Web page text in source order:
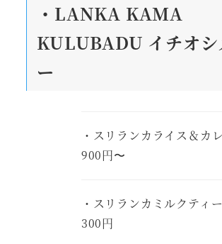
・LANKA KAMA
KULUBADU イチオ
ー
・スリランカライス＆カ
900円〜
・スリランカミルクティー
300円